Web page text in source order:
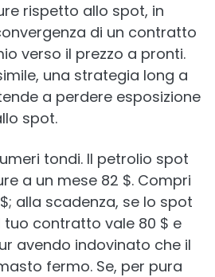
rispetto allo spot, in
di un contratto
verso il prezzo a pronti.
una strategia long a
a perdere esposizione
spot.
tondi. Il petrolio spot
a un mese 82 $. Compri
alla scadenza, se lo spot
tuo contratto vale 80 $ e
avendo indovinato che il
fermo. Se, per pura